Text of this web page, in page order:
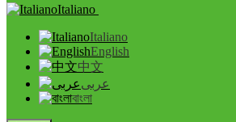
Italiano
Italiano
English
中文
عربى
বাংলা